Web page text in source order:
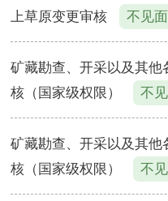
上草原变更审核
不见
矿藏勘查、开采以及其
核（国家级权限）
不
矿藏勘查、开采以及其
核（国家级权限）
不